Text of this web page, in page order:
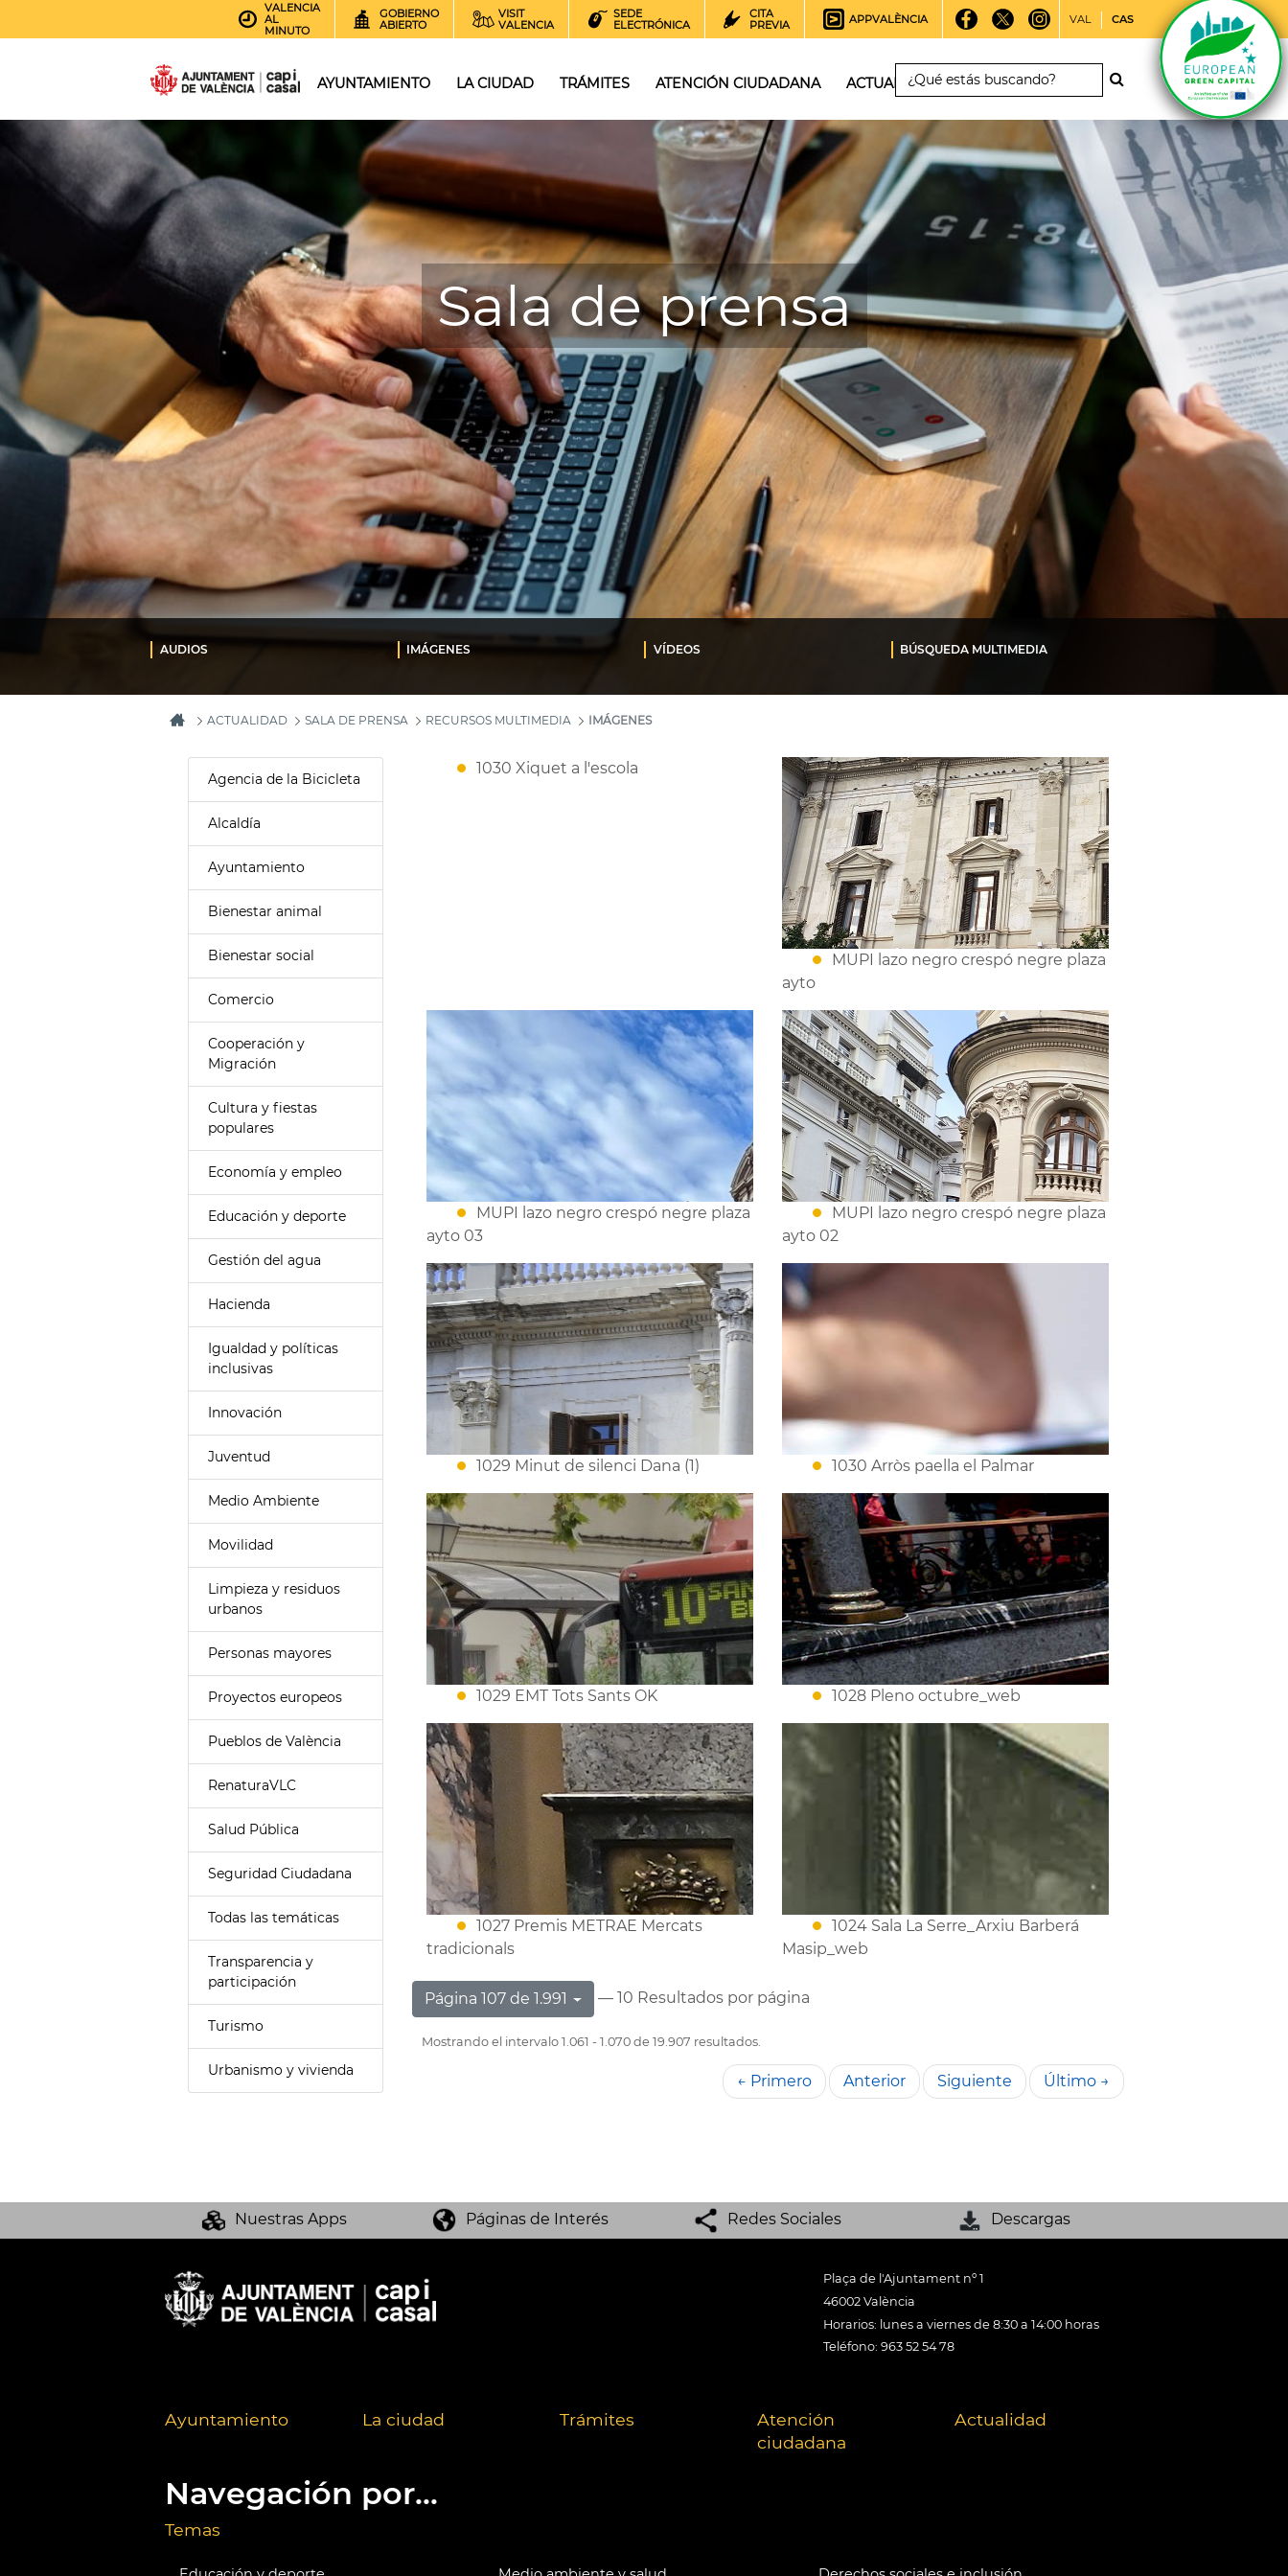
VALENCIA
AL
MINUTO
GOBIERNO
ABIERTO
VISIT
VALENCIA
SEDE
ELECTRÓNICA
CITA
PREVIA
APPVALÈNCIA VAL CAS
AYUNTAMIENTO LA CIUDAD TRÁMITES ATENCIÓN CIUDADANA ACTUALIDAD
Sala de prensa
AUDIOS IMÁGENES VÍDEOS BÚSQUEDA MULTIMEDIA
ACTUALIDAD SALA DE PRENSA RECURSOS MULTIMEDIA IMÁGENES
Agencia de la Bicicleta
Alcaldía
Ayuntamiento
Bienestar animal
Bienestar social
Comercio
Cooperación y
Migración
Cultura y fiestas
populares
Economía y empleo
Educación y deporte
Gestión del agua
Hacienda
Igualdad y políticas
inclusivas
Innovación
Juventud
Medio Ambiente
Movilidad
Limpieza y residuos
urbanos
Personas mayores
Proyectos europeos
Pueblos de València
RenaturaVLC
Salud Pública
Seguridad Ciudadana
Todas las temáticas
Transparencia y
participación
Turismo
Urbanismo y vivienda
1030 Xiquet a l'escola
MUPI lazo negro crespó negre plaza
ayto
MUPI lazo negro crespó negre plaza
ayto 03
MUPI lazo negro crespó negre plaza
ayto 02
1029 Minut de silenci Dana (1) 1030 Arròs paella el Palmar
1029 EMT Tots Sants OK 1028 Pleno octubre_web
1027 Premis METRAE Mercats
tradicionals
1024 Sala La Serre_Arxiu Barberá
Masip_web
Página 107 de 1.991 — 10 Resultados por página
Mostrando el intervalo 1.061 - 1.070 de 19.907 resultados.
← Primero Anterior Siguiente Último →
Nuestras Apps Páginas de Interés Redes Sociales Descargas
Plaça de l'Ajuntament nº 1
46002 València
Horarios: lunes a viernes de 8:30 a 14:00 horas
Teléfono: 963 52 54 78
Ayuntamiento La ciudad Trámites
Atención
ciudadana
Actualidad
Navegación por...
Temas